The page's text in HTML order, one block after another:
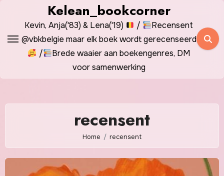
de
Kelean_bookcorner
Kevin, Anja('83) & Lena('19) /
Recensent
@vbkbelgie maar elk boek wordt gerecenseerd
/
Brede waaier aan boekengenres, DM
voor samenwerking
recensent
Home recensent